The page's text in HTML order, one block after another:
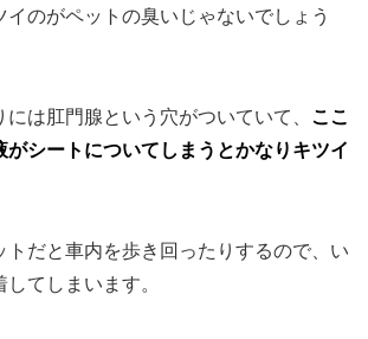
イのがペットの臭いじゃないでしょう
は肛門腺という穴がついていて、 ここ
がシートについてしまうとかなりキツイ
トだと車内を歩き回ったりするので、い
てしまいます。